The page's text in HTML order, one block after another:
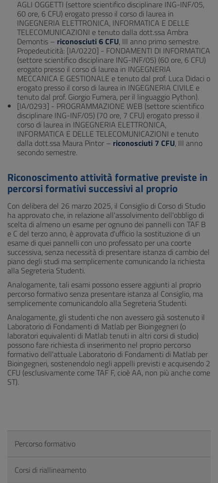
AGLI OGGETTI (settore scientifico disciplinare ING-INF/05,
60 ore, 6 CFU) erogato presso il corso di laurea in
INGEGNERIA ELETTRONICA, INFORMATICA E DELLE
TELECOMUNICAZIONI e tenuto dalla dott.ssa Ambra
Demontis – riconosciuti 6 CFU, III anno primo semestre.
Propedeuticità: [IA/0220] - FONDAMENTI DI INFORMATICA
(settore scientifico disciplinare ING-INF/05) (60 ore, 6 CFU)
erogato presso il corso di laurea in INGEGNERIA
MECCANICA E GESTIONALE e tenuto dal prof. Luca Didaci o
erogato presso il corso di laurea in INGEGNERIA CIVILE e
tenuto dal prof. Giorgio Fumera, per il linguaggio Python).
[IA/0293] - PROGRAMMAZIONE WEB (settore scientifico
disciplinare ING-INF/05) (70 ore, 7 CFU) erogato presso il
corso di laurea in INGEGNERIA ELETTRONICA,
INFORMATICA E DELLE TELECOMUNICAZIONI e tenuto
dalla dott.ssa Maura Pintor – riconosciuti 7 CFU, III anno
secondo semestre.
Riconoscimento attività formative previste in
percorsi formativi successivi al proprio
Con delibera del 26 marzo 2025, il Consiglio di Corso di Studio
ha approvato che, in relazione all'assolvimento dell'obbligo di
scelta di almeno un esame per ognuno dei pannelli con TAF B
e C del terzo anno, è approvata d'ufficio la sostituzione di un
esame di quei pannelli con uno professato per una coorte
successiva, senza necessità di presentare istanza di cambio del
piano degli studi ma semplicemente comunicando la richiesta
alla Segreteria Studenti.
Analogamente, tali esami possono essere aggiunti al proprio
percorso formativo senza presentare istanza al Consiglio, ma
semplicemente comunicandolo alla Segreteria Studenti.
Analogamente, gli studenti che non avessero già sostenuto il
Laboratorio di Fondamenti di Matlab per Bioingegneri (o
laboratori equivalenti di Matlab tenuti in altri corsi di studio)
possono fare richiesta di inserimento nel proprio percorso
formativo dell'attuale Laboratorio di Fondamenti di Matlab per
Bioingegneri, sostenendolo negli appelli previsti e acquisendo 2
CFU (esclusivamente come TAF F, cioè AA, non più anche come
ST).
Percorso formativo
Corsi di riallineamento